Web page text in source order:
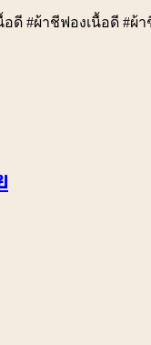
#ผ้าชีฟองเนื้อดี #